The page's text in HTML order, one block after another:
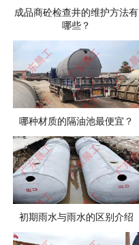
成品商砼检查井的维护方法有
哪些？
哪种材质的隔油池最便宜？
初期雨水与雨水的区别介绍